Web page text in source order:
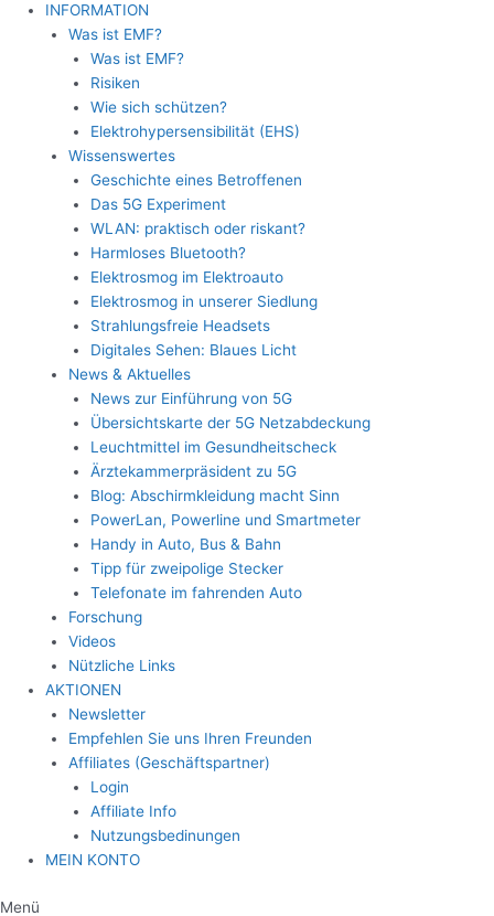
INFORMATION
Was ist EMF?
Was ist EMF?
Risiken
Wie sich schützen?
Elektrohypersensibilität (EHS)
Wissenswertes
Geschichte eines Betroffenen
Das 5G Experiment
WLAN: praktisch oder riskant?
Harmloses Bluetooth?
Elektrosmog im Elektroauto
Elektrosmog in unserer Siedlung
Strahlungsfreie Headsets
Digitales Sehen: Blaues Licht
News & Aktuelles
News zur Einführung von 5G
Übersichtskarte der 5G Netzabdeckung
Leuchtmittel im Gesundheitscheck
Ärztekammerpräsident zu 5G
Blog: Abschirmkleidung macht Sinn
PowerLan, Powerline und Smartmeter
Handy in Auto, Bus & Bahn
Tipp für zweipolige Stecker
Telefonate im fahrenden Auto
Forschung
Videos
Nützliche Links
AKTIONEN
Newsletter
Empfehlen Sie uns Ihren Freunden
Affiliates (Geschäftspartner)
Login
Affiliate Info
Nutzungsbedinungen
MEIN KONTO
Menü